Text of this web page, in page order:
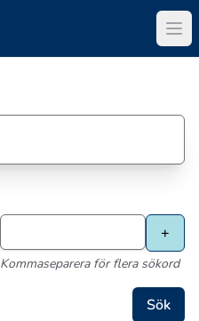
Kommaseparera för flera sökord